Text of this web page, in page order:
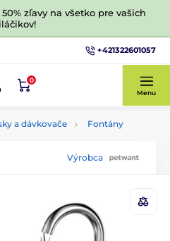
zľavy na všetko pre vašich
+421322601057
0
Menu
a dávkovače Fontány
Výrobca